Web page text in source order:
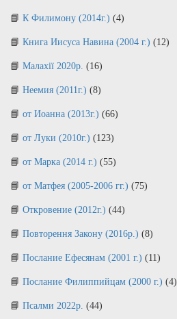
К Филимону (2014г.) (4)
Книга Иисуса Навина (2004 г.) (12)
Малахії 2020р. (16)
Неемия (2011г.) (8)
от Иоанна (2013г.) (66)
от Луки (2010г.) (123)
от Марка (2014 г.) (55)
от Матфея (2005-2006 гг.) (75)
Откровение (2012г.) (44)
Повторення Закону (2016р.) (8)
Послание Ефесянам (2001 г.) (11)
Послание Филиппийцам (2000 г.) (4)
Псалми 2022р. (44)